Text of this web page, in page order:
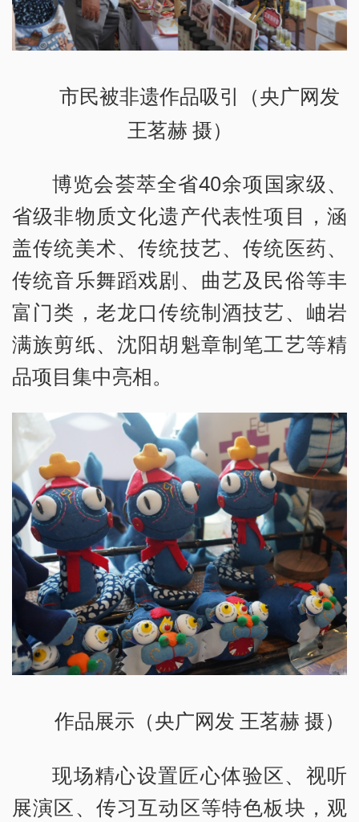
市民被非遗作品吸引（央广网发
王茗赫 摄）
博览会荟萃全省40余项国家级、
省级非物质文化遗产代表性项目，涵
盖传统美术、传统技艺、传统医药、
传统音乐舞蹈戏剧、曲艺及民俗等丰
富门类，老龙口传统制酒技艺、岫岩
满族剪纸、沈阳胡魁章制笔工艺等精
品项目集中亮相。
作品展示（央广网发 王茗赫 摄）
现场精心设置匠心体验区、视听
展演区、传习互动区等特色板块，观